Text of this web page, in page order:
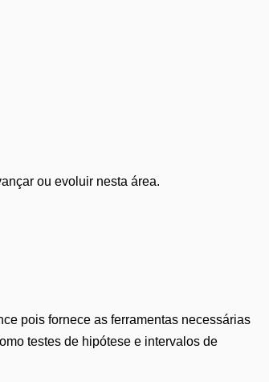
ou evoluir nesta área.
pois fornece as ferramentas necessárias
testes de hipótese e intervalos de